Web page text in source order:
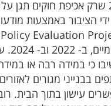
הציבור באמצעות
תל
מאפשרים עישון